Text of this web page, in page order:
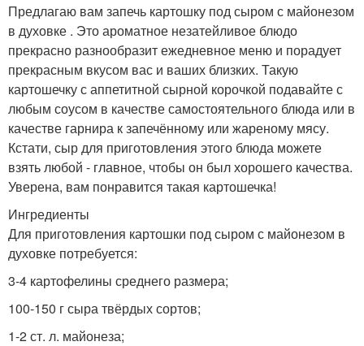
Предлагаю вам запечь картошку под сыром с майонезом
в духовке . Это ароматное незатейливое блюдо
прекрасно разнообразит ежедневное меню и порадует
прекрасным вкусом вас и ваших близких. Такую
картошечку с аппетитной сырной корочкой подавайте с
любым соусом в качестве самостоятельного блюда или в
качестве гарнира к запечённому или жареному мясу.
Кстати, сыр для приготовления этого блюда можете
взять любой - главное, чтобы он был хорошего качества.
Уверена, вам понравится такая картошечка!
Ингредиенты
Для приготовления картошки под сыром с майонезом в
духовке потребуется:
3-4 картофелины среднего размера;
100-150 г сыра твёрдых сортов;
1-2 ст. л. майонеза;